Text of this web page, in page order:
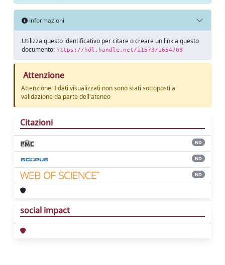
Informazioni
Utilizza questo identificativo per citare o creare un link a questo
documento: https://hdl.handle.net/11573/1654708
Attenzione
Attenzione! I dati visualizzati non sono stati sottoposti a
validazione da parte dell'ateneo
Citazioni
ND
ND
ND
social impact